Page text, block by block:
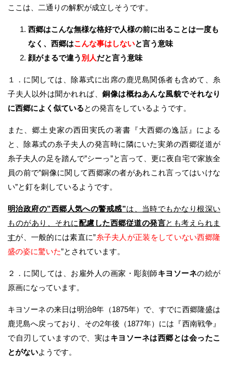
ここは、二通りの解釈が成立しそうです。
西郷はこんな無様な格好で人様の前に出ることは一度も
なく、西郷はこんな事はしないと言う意味
顔がまるで違う 別人だと言う意味
１．に関しては、除幕式に出席の鹿児島関係者も含めて、糸
子夫人以外は聞かれれば、 銅像は概ねあんな風貌でそれなり
に西郷によく似ているとの発言をしているようです。
また、郷土史家の西田実氏の著書『大西郷の逸話』による
と、除幕式の糸子夫人の発言時に隣にいた実弟の西郷従道が
糸子夫人の足を踏んで”シーっ”と言って、更に夜自宅で家族全
員の前で”銅像に関して西郷家の者があれこれ言ってはいけな
い”と釘を刺しているようです。
明治政府の”西郷人気への警戒感”は、当時でもかなり根深い
ものがあり、それに配慮した西郷従道の発言とも考えられま
すが、一般的には素直に”糸子夫人が正装をしていない西郷隆
盛の姿に驚いた”とされています。
２．に関しては、お雇外人の画家・彫刻師キヨソーネの絵が
原画になっています。
キヨソーネの来日は明治8年（1875年）で、すでに西郷隆盛は
鹿児島へ戻っており、その2年後（1877年）には『西南戦争』
で自刃していますので、実はキヨソーネは西郷とは会ったこ
とがないようです。